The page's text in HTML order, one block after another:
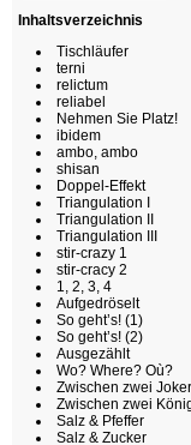
Inhaltsverzeichnis
Tischläufer
terni
relictum
reliabel
Nehmen Sie Platz!
ibidem
ambo, ambo
shisan
Doppel-Effekt
Triangulation I
Triangulation II
Triangulation III
stir-crazy 1
stir-cracy 2
1, 2, 3, 4
Aufgedröselt
So geht’s! (1)
So geht’s! (2)
Ausgezählt
Wo? Where? Où?
Zwischen zwei
Zwischen zwei
Salz & Pfeffer
Salz & Zucker